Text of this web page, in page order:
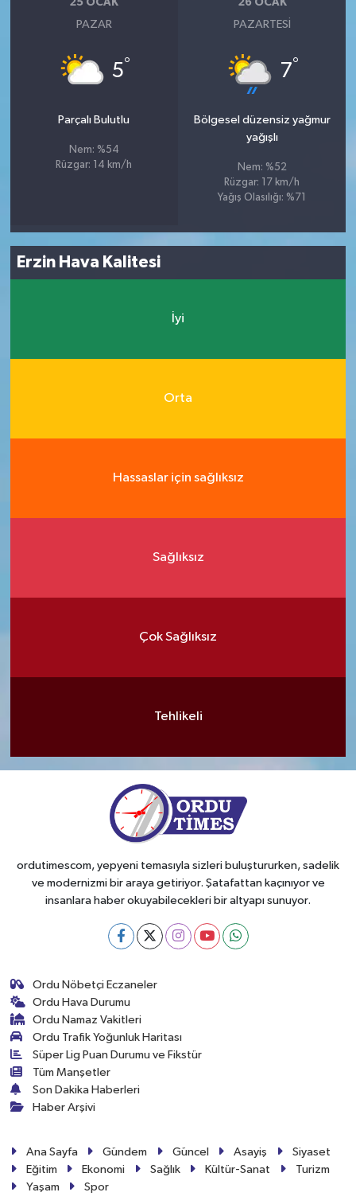
25 OCAK
PAZAR
5°
Parçalı Bulutlu
Nem: %54
Rüzgar: 14 km/h
26 OCAK
PAZARTESI
7°
Bölgesel düzensiz yağmur
yağışlı
Nem: %52
Rüzgar: 17 km/h
Yağış Olasılığı: %71
Erzin Hava Kalitesi
İyi
Orta
Hassaslar için sağlıksız
Sağlıksız
Çok Sağlıksız
Tehlikeli
ordutimescom, yepyeni temasıyla sizleri buluştururken, sadelik
ve modernizmi bir araya getiriyor. Şatafattan kaçınıyor ve
insanlara haber okuyabilecekleri bir altyapı sunuyor.
Ordu Nöbetçi Eczaneler
Ordu Hava Durumu
Ordu Namaz Vakitleri
Ordu Trafik Yoğunluk Haritası
Süper Lig Puan Durumu ve Fikstür
Tüm Manşetler
Son Dakika Haberleri
Haber Arşivi
Ana Sayfa Gündem Güncel Asayiş
Siyaset
Eğitim
Ekonomi Sağlık Kültür-Sanat
Turizm
Yaşam
Spor